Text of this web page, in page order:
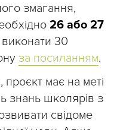
змагання,
26 або 27
виконати 30
за посиланням.
проєкт має на меті
знань школярів з
свідоме